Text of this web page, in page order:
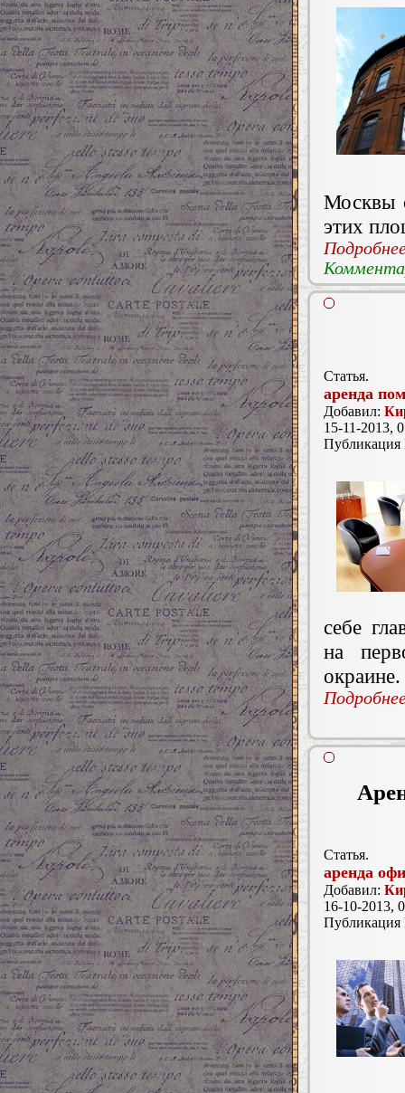
Москвы
этих
Статья.
аренда
Добавил:
15-11-2013,
себе
на
Статья.
аренда
Добавил:
16-10-2013,